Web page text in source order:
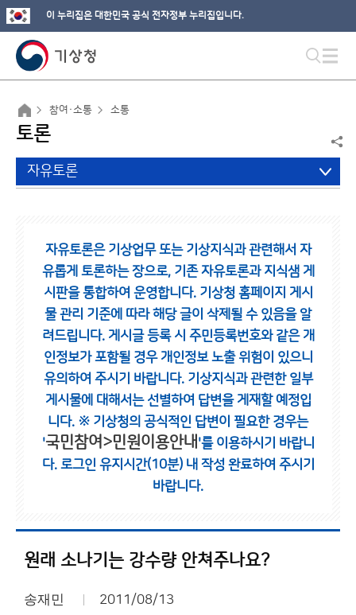
이 누리집은 대한민국 공식 전자정부 누리집입니다.
참여·소통 소통
토론
자유토론
자유토론은 기상업무 또는 기상지식과 관련해서 자
유롭게 토론하는 장으로, 기존 자유토론과 지식샘 게
시판을 통합하여 운영합니다. 기상청 홈페이지 게시
물 관리 기준에 따라 해당 글이 삭제될 수 있음을 알
려드립니다. 게시글 등록 시 주민등록번호와 같은 개
인정보가 포함될 경우 개인정보 노출 위험이 있으니
유의하여 주시기 바랍니다. 기상지식과 관련한 일부
게시물에 대해서는 선별하여 답변을 게재할 예정입
니다. ※ 기상청의 공식적인 답변이 필요한 경우는
'국민참여>민원이용안내 '를 이용하시기 바랍니
다. 로그인 유지시간(10분) 내 작성 완료하여 주시기
바랍니다.
원래 소나기는 강수량 안쳐주나요?
송재민 2011/08/13